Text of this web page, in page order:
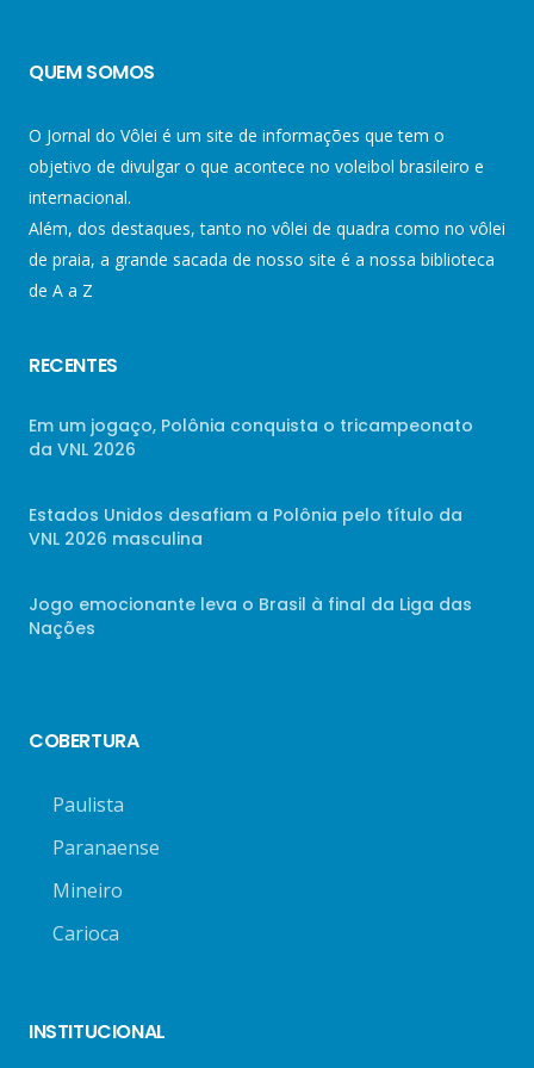
QUEM SOMOS
O Jornal do Vôlei é um site de informações que tem o
objetivo de divulgar o que acontece no voleibol brasileiro e
internacional.
Além, dos destaques, tanto no vôlei de quadra como no vôlei
de praia, a grande sacada de nosso site é a nossa biblioteca
de A a Z
RECENTES
Em um jogaço, Polônia conquista o tricampeonato
da VNL 2026
Estados Unidos desafiam a Polônia pelo título da
VNL 2026 masculina
Jogo emocionante leva o Brasil à final da Liga das
Nações
COBERTURA
Paulista
Paranaense
Mineiro
Carioca
INSTITUCIONAL